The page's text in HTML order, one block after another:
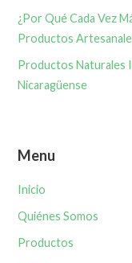
¿Por Qué Cada Vez
Productos
Productos Naturales
Nicaragüense
Menu
Inicio
Quiénes Somos
Productos